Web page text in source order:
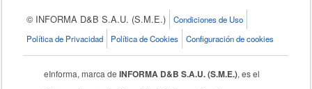
© INFORMA D&B S.A.U. (S.M.E.)
Condiciones de Uso
Política de Privacidad
Política de Cookies Configuración de cookies
eInforma, marca deINFORMA D&B S.A.U. (S.M.E.), es el